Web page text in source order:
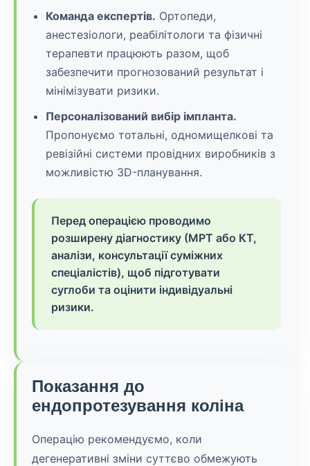
Команда експертів. Ортопеди,
анестезіологи, реабілітологи та фізичні
терапевти працюють разом, щоб
забезпечити прогнозований результат і
мінімізувати ризики.
Персоналізований вибір імпланта.
Пропонуємо тотальні, одномищелкові та
ревізійні системи провідних виробників з
можливістю 3D-планування.
Перед операцією проводимо
розширену діагностику (МРТ або КТ,
аналізи, консультації суміжних
спеціалістів), щоб підготувати
суглоби та оцінити індивідуальні
ризики.
Показання до
ендопротезування коліна
Операцію рекомендуємо, коли
дегенеративні зміни суттєво обмежують